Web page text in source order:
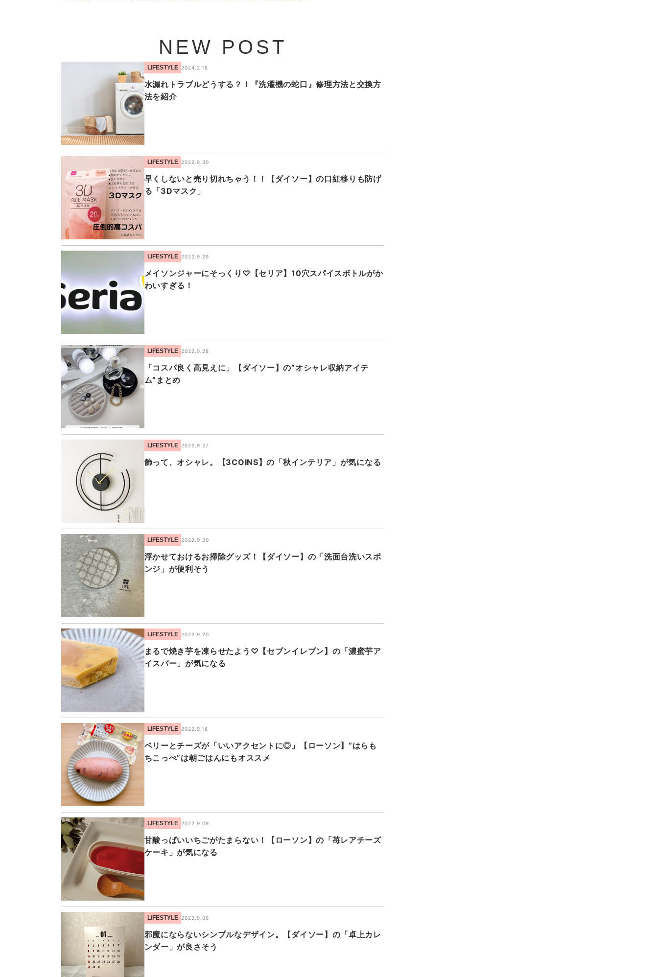
NEW POST
LIFESTYLE 2024.2.18
水漏れトラブルどうする？！『洗濯機の蛇口』修理方法と交換方
法を紹介
LIFESTYLE 2022.9.30
早くしないと売り切れちゃう！！【ダイソー】の口紅移りも防げ
る「3Dマスク」
LIFESTYLE 2022.9.29
メイソンジャーにそっくり♡【セリア】10穴スパイスボトルがか
わいすぎる！
LIFESTYLE 2022.9.28
「コスパ良く高見えに」【ダイソー】の“オシャレ収納アイテ
ム”まとめ
LIFESTYLE 2022.9.27
飾って、オシャレ。【3COINS】の「秋インテリア」が気になる
LIFESTYLE 2022.9.20
浮かせておけるお掃除グッズ！【ダイソー】の「洗面台洗いスポ
ンジ」が便利そう
LIFESTYLE 2022.9.20
まるで焼き芋を凍らせたよう♡【セブンイレブン】の「濃蜜芋ア
イスバー」が気になる
LIFESTYLE 2022.9.16
ベリーとチーズが「いいアクセントに◎」【ローソン】“はらも
ちこっぺ”は朝ごはんにもオススメ
LIFESTYLE 2022.9.09
甘酸っぱいいちごがたまらない！【ローソン】の「苺レアチーズ
ケーキ」が気になる
LIFESTYLE 2022.9.09
邪魔にならないシンプルなデザイン。【ダイソー】の「卓上カレ
ンダー」が良さそう